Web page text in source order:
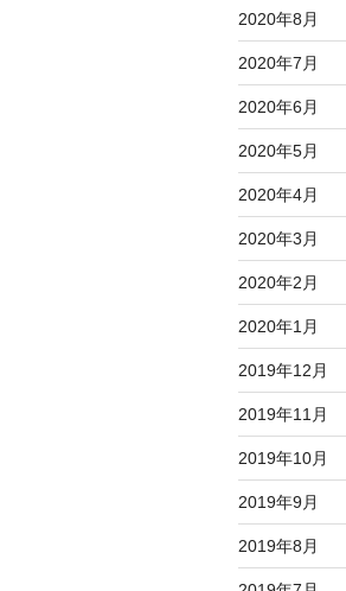
2020年8月
2020年7月
2020年6月
2020年5月
2020年4月
2020年3月
2020年2月
2020年1月
2019年12月
2019年11月
2019年10月
2019年9月
2019年8月